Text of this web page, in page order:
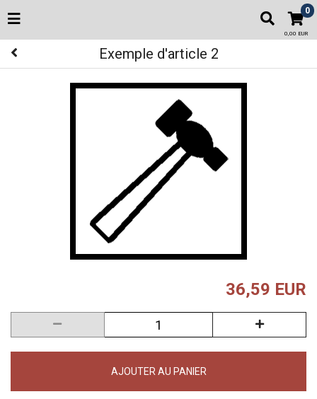
0
0,00 EUR
Exemple d'article 2
36,59 EUR
AJOUTER AU PANIER